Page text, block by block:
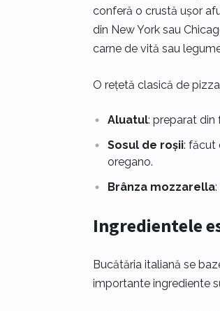
conferă o crustă ușor
din New York sau
carne de vită sau
O rețetă clasică de
Aluatul: preparat din
Sosul de roșii: făcut
oregano.
Brânza mozzarella
Ingredientele
Bucătăria italiană se
importante ingrediente